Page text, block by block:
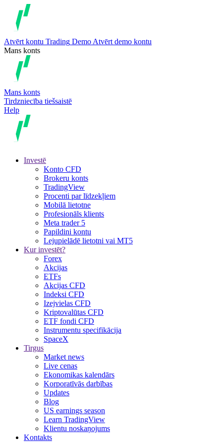
Atvērt kontu Trading Demo Atvērt demo kontu
Mans konts
Mans konts
Tirdzniecība tiešsaistē
Help
Investē
Konto CFD
Brokeru konts
TradingView
Procenti par līdzekļiem
Mobilā lietotne
Profesionāls klients
Meta trader 5
Papildini kontu
Lejupielādē lietotni vai MT5
Kur investēt?
Forex
Akcijas
ETFs
Akcijas CFD
Indeksi CFD
Izejvielas CFD
Kriptovalūtas CFD
ETF fondi CFD
Instrumentu specifikācija
SpaceX
Tirgus
Market news
Live cenas
Ekonomikas kalendārs
Korporatīvās darbības
Updates
Blog
US earnings season
Learn TradingView
Klientu noskaņojums
Kontakts